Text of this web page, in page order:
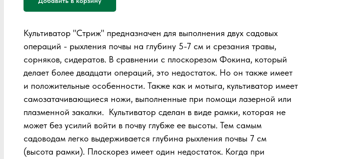
Культиватор "Стриж" предназначен для выполнения двух садовых
операций - рыхления почвы на глубину 5-7 см и срезания травы,
сорняков, сидератов. В сравнении с плоскорезом Фокина, который
делает более двадцати операций, это недостаток. Но он также имеет
и положительные особенности. Также как и мотыга, культиватор имеет
самозатачивающиеся ножи, выполненные при помощи лазерной или
плазменной закалки. Культиватор сделан в виде рамки, которая не
может без усилий войти в почву глубже ее высоты. Тем самым
садоводам легко выдерживается глубина рыхления почвы 7 см
(высота рамки). Плоскорез имеет один недостаток. Когда при